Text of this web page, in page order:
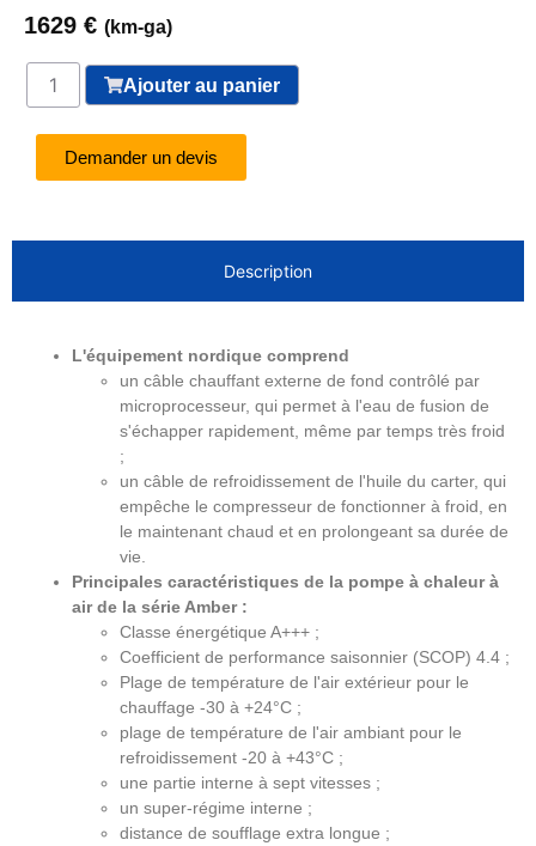
1629 € (km-ga)
Ajouter au panier
Demander un devis
Description
L'équipement nordique comprend
un câble chauffant externe de fond contrôlé par
microprocesseur, qui permet à l'eau de fusion de
s'échapper rapidement, même par temps très froid
;
un câble de refroidissement de l'huile du carter, qui
empêche le compresseur de fonctionner à froid, en
le maintenant chaud et en prolongeant sa durée de
vie.
Principales caractéristiques de la pompe à chaleur à
air de la série Amber :
Classe énergétique A+++ ;
Coefficient de performance saisonnier (SCOP) 4.4 ;
Plage de température de l'air extérieur pour le
chauffage -30 à +24°C ;
plage de température de l'air ambiant pour le
refroidissement -20 à +43°C ;
une partie interne à sept vitesses ;
un super-régime interne ;
distance de soufflage extra longue ;